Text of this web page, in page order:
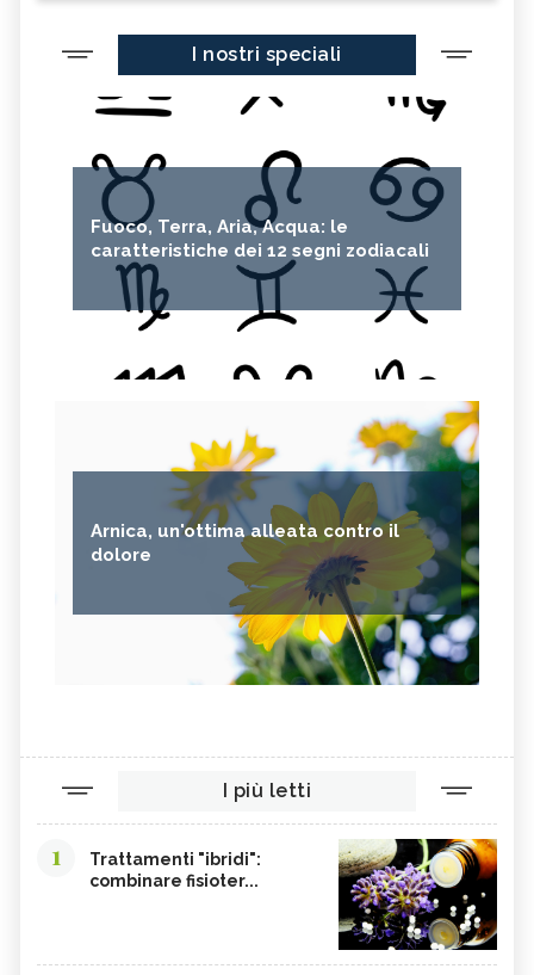
I nostri speciali
Fuoco, Terra, Aria, Acqua: le
caratteristiche dei 12 segni zodiacali
Arnica, un'ottima alleata contro il
dolore
I più letti
1
Trattamenti "ibridi":
combinare fisioter...